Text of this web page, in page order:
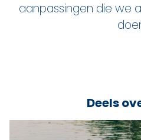
aanpassingen die we
Deels